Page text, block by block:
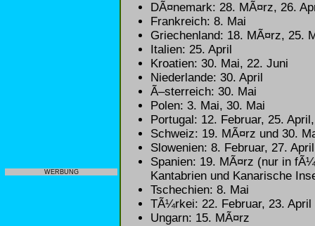
WERBUNG
DÃ¤nemark: 28. MÃ¤rz, 26.
Frankreich: 8. Mai
Griechenland: 18. MÃ¤rz, 25.
Italien: 25. April
Kroatien: 30. Mai, 22. Juni
Niederlande: 30. April
Ã–sterreich: 30. Mai
Polen: 3. Mai, 30. Mai
Portugal: 12. Februar, 25.
Schweiz: 19. MÃ¤rz und 30.
Slowenien: 8. Februar, 27.
Spanien: 19. MÃ¤rz (nur in
Kantabrien und Kanarische
Tschechien: 8. Mai
TÃ¼rkei: 22. Februar, 23. April
Ungarn: 15. MÃ¤rz